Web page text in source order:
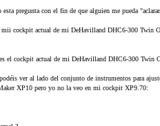
esta pregunta con el fin de que alguien me pueda
mii cockpit actual de mi DeHavilland DHC6-300 Twin
el cockpit actual de mi DeHavilland DHC6-300 Twin
ver al lado del conjunto de instrumentos para
XP10 pero yo no la veo en mi cockpit XP9.70: